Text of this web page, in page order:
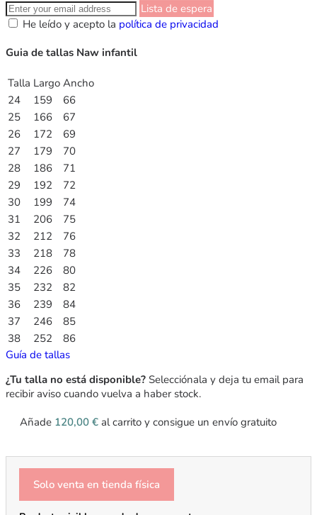
Lista de espera
He leído y acepto la política de privacidad
Guia de tallas Naw infantil
Talla Largo Ancho
24
159
66
25
166
67
26
172
69
27
179
70
28
186
71
29
192
72
30
199
74
31
206
75
32
212
76
33
218
78
34
226
80
35
232
82
36
239
84
37
246
85
38
252
86
Guía de tallas
¿Tu talla no está disponible? Selecciónala y deja tu email para
recibir aviso cuando vuelva a haber stock.
Añade 120,00 € al carrito y consigue un envío gratuito
Solo venta en tienda física